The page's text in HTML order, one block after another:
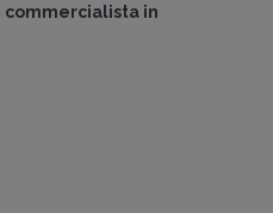
commercialista in